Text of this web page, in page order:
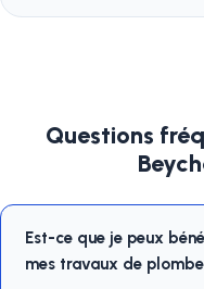
Questions
Est-ce que je peux
mes travaux de